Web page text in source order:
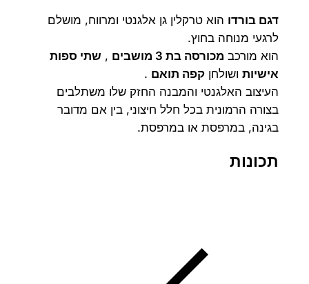
₪
.
.
דגם בורדו הוא טרקלין גן אלגנטי ומרווח, מושלם
לרגעי מנוחה בחוץ.
הוא מורכב מכורסה בת 3 מושבים , שתי ספות
אישיותושולחן קפה תואם .
העיצוב האלגנטי והמבנה החזק שלו משתלבים
בצורה הרמונית בכל חלל חיצוני, בין אם מדובר
בגינה, במרפסת או במרפסת.
תכונות